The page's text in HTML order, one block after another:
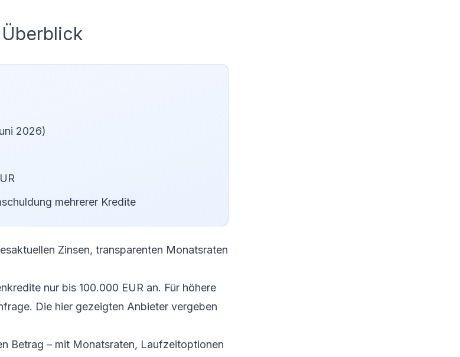
2026)
mehrerer Kredite
Zinsen, transparenten Monatsraten
nur bis 100.000 EUR an. Für höhere
Die hier gezeigten Anbieter vergeben
Betrag – mit Monatsraten, Laufzeitoptionen